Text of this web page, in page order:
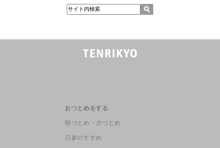
おつとめをする
朝づとめ・夕づとめ
日参のすすめ